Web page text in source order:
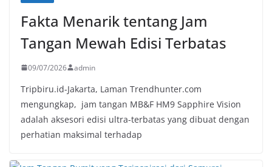
Fakta Menarik tentang Jam
Tangan Mewah Edisi Terbatas
09/07/2026 admin
Tripbiru.id-Jakarta, Laman Trendhunter.com
mengungkap, jam tangan MB&F HM9 Sapphire Vision
adalah aksesori edisi ultra-terbatas yang dibuat dengan
perhatian maksimal terhadap